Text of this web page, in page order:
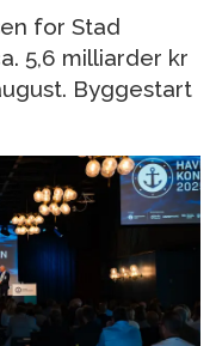
for Stad
5,6 milliarder kr
Byggestart